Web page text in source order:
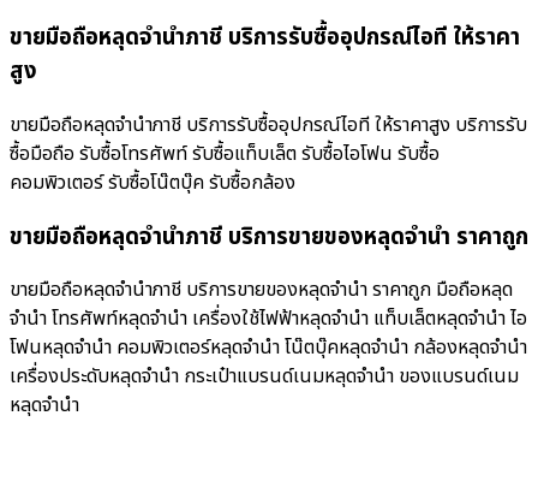
ขายมือถือหลุดจำนำภาชี บริการรับซื้ออุปกรณ์ไอที ให้ราคา
สูง
ขายมือถือหลุดจำนำภาชี บริการรับซื้ออุปกรณ์ไอที ให้ราคาสูง บริการรับ
ซื้อมือถือ รับซื้อโทรศัพท์ รับซื้อแท็บเล็ต รับซื้อไอโฟน รับซื้อ
คอมพิวเตอร์ รับซื้อโน๊ตบุ๊ค รับซื้อกล้อง
ขายมือถือหลุดจำนำภาชี บริการขายของหลุดจำนำ ราคาถูก
ขายมือถือหลุดจำนำภาชี บริการขายของหลุดจำนำ ราคาถูก มือถือหลุด
จำนำ โทรศัพท์หลุดจำนำ เครื่องใช้ไฟฟ้าหลุดจำนำ แท็บเล็ตหลุดจำนำ ไอ
โฟนหลุดจำนำ คอมพิวเตอร์หลุดจำนำ โน๊ตบุ๊คหลุดจำนำ กล้องหลุดจำนำ
เครื่องประดับหลุดจำนำ กระเป๋าแบรนด์เนมหลุดจำนำ ของแบรนด์เนม
หลุดจำนำ